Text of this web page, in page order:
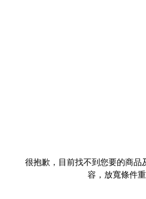
很抱歉，目前找不到您要的商品
容，放寬條件重